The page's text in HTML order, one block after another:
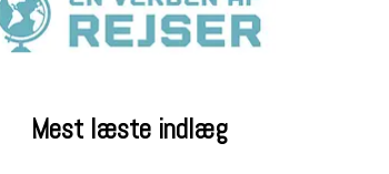
Mest læste indlæg